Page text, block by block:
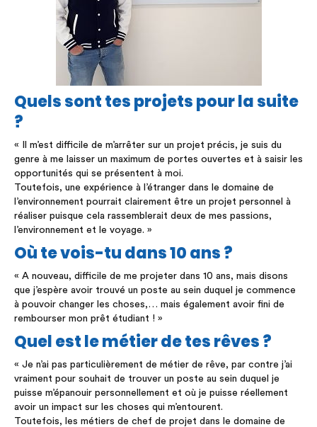
Quels sont tes projets pour la suite
?
« Il m’est difficile de m’arrêter sur un projet précis, je suis du
genre à me laisser un maximum de portes ouvertes et à saisir les
opportunités qui se présentent à moi.
Toutefois, une expérience à l’étranger dans le domaine de
l’environnement pourrait clairement être un projet personnel à
réaliser puisque cela rassemblerait deux de mes passions,
l’environnement et le voyage. »
Où te vois-tu dans 10 ans ?
« A nouveau, difficile de me projeter dans 10 ans, mais disons
que j’espère avoir trouvé un poste au sein duquel je commence
à pouvoir changer les choses,… mais également avoir fini de
rembourser mon prêt étudiant ! »
Quel est le métier de tes rêves ?
« Je n’ai pas particulièrement de métier de rêve, par contre j’ai
vraiment pour souhait de trouver un poste au sein duquel je
puisse m’épanouir personnellement et où je puisse réellement
avoir un impact sur les choses qui m’entourent.
Toutefois, les métiers de chef de projet dans le domaine de